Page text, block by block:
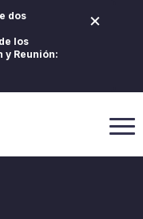
dos
los
y Reunión:
×